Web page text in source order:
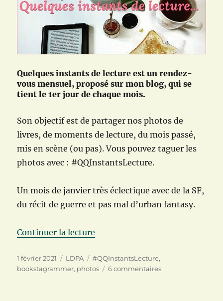
La
magnificence
des
oiseaux
Hughart
Quelques instants de lecture est un rendez-
vous mensuel, proposé sur mon blog, qui se
tient le 1er jour de chaque mois.
Son objectif est de partager nos photos de
livres, de moments de lecture, du mois passé,
mis en scène (ou pas). Vous pouvez taguer les
photos avec : #QQInstantsLecture.
Un mois de janvier très éclectique avec de la SF,
du récit de guerre et pas mal d’urban fantasy.
Continuer la lecture
Publié
le
1 février 2021 Catégories
LDPA Étiquettes
#QQInstantsLecture,
bookstagrammer, photos 6 commentairessur